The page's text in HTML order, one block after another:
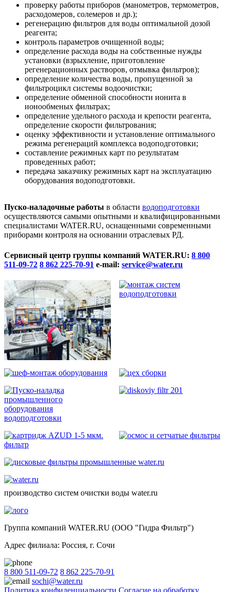
проверку работы приборов (манометров, термометров,
расходомеров, солемеров и др.);
регенерацию фильтров для воды оптимальной дозой
реагента;
контроль параметров очищенной воды;
определение расхода воды на собственные нужды
установки (взрыхление, приготовление
регенерационных растворов, отмывка фильтров);
определение количества воды, пропущенной за
фильтроцикл системы водоочистки;
определение обменной способности ионита в
ионообменых фильтрах;
определение удельного расхода и крепости реагента,
определение скорости фильтрования;
оценку эффективности и установление оптимального
режима регенераций комплекса водоподготовки;
составление режимных карт по результатам
проведенных работ;
передача заказчику режимных карт на эксплуатацию
оборудования водоподготовки.
Пуско-наладочные работы в области водоподготовки
осуществляются самыми опытными и квалифицированными
специалистами WATER.RU, оснащенными современными
приборами контроля на основании отраслевых РД.
Сервисный центр группы компаний WATER.RU: 8 800
511-09-72 8 862 225-70-91 e-mail: service@water.ru
производство систем очистки воды water.ru
Группа компаний WATER.RU (ООО "Гидра Фильтр")
Адрес филиала: Россия, г. Сочи
8 800 511-09-72 8 862 225-70-91
sochi@water.ru
Политика конфиденциальности Согласие на обработку